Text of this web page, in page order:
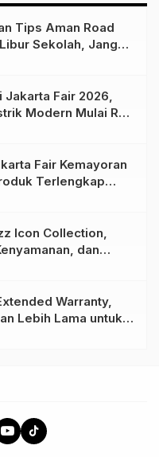
Tips Aman Road
Sekolah, Jangan
Fair 2026,
Modern Mulai Rp
Fair Kemayoran
Terlengkap
Icon Collection,
dan
Keluarga
Warranty,
Lebih Lama untuk